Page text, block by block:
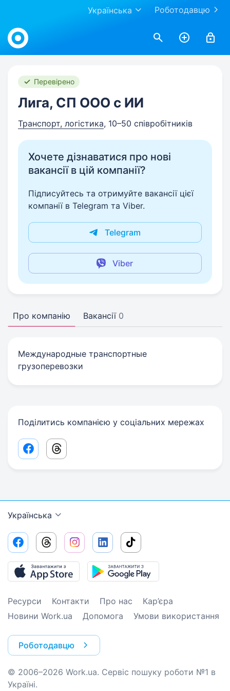
Роботодавцю
Українська
Work.ua
Перевірено
Лига, СП ООО с ИИ
Транспорт, логістика, 10–50 співробітників
Хочете дізнаватися про нові
вакансії в цій компанії?
Підписуйтесь та отримуйте вакансії цієї
компанії в Telegram та Viber.
Telegram
Viber
Про компанію Вакансії 0
Международные транспортные
грузоперевозки
Поділитись компанією у соціальних мережах
Facebook share link
Threads share link
Українська
Ресурси Контакти Про нас
Кар’єра
Новини Work.ua
Допомога Умови використання
Роботодавцю
© 2006–2026 Work.ua. Сервіс пошуку роботи №1 в
Україні.